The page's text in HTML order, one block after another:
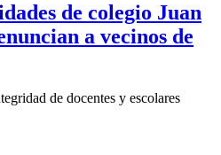
de colegio Juan
a vecinos de
de docentes y escolares